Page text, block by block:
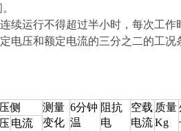
续运行不得超过半小时，每次工
电压和额定电流的三分之二的工况
侧
测量
变化
6分钟
温
阻抗
电
空载
电流
质量
Kg
电流